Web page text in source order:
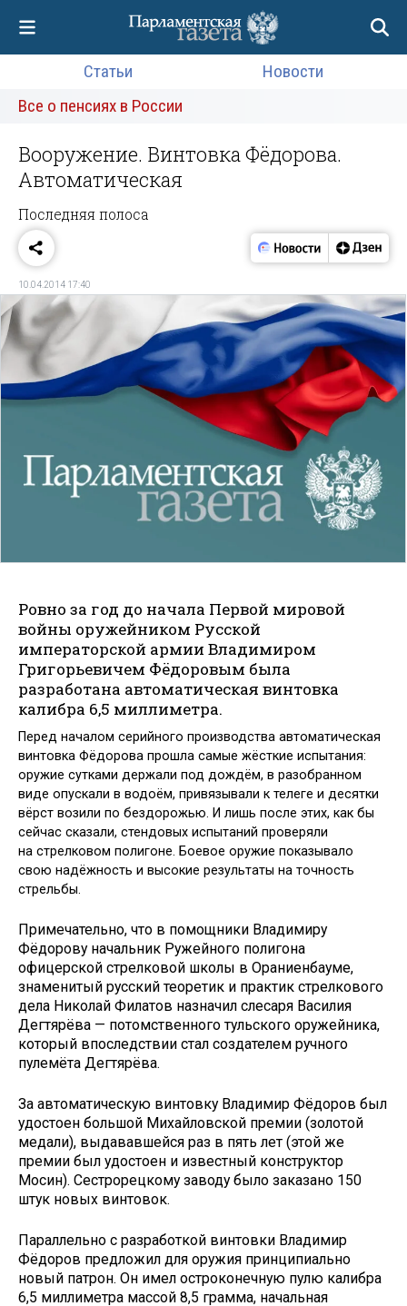
Статьи
Новости
Все о пенсиях в России
Вооружение. Винтовка Фёдорова.
Автоматическая
Последняя полоса
10.04.2014 17:40
Ровно за год до начала Первой мировой
войны оружейником Русской
императорской армии Владимиром
Григорьевичем Фёдоровым была
разработана автоматическая винтовка
калибра 6,5 миллиметра.
Перед началом серийного производства автоматическая
винтовка Фёдорова прошла самые жёсткие испытания:
оружие сутками держали под дождём, в разобранном
виде опускали в водоём, привязывали к телеге и десятки
вёрст возили по бездорожью. И лишь после этих, как бы
сейчас сказали, стендовых испытаний проверяли
на стрелковом полигоне. Боевое оружие показывало
свою надёжность и высокие результаты на точность
стрельбы.
Примечательно, что в помощники Владимиру
Фёдорову начальник Ружейного полигона
офицерской стрелковой школы в Ораниенбауме,
знаменитый русский теоретик и практик стрелкового
дела Николай Филатов назначил слесаря Василия
Дегтярёва — потомственного тульского оружейника,
который впоследствии стал создателем ручного
пулемёта Дегтярёва.
За автоматическую винтовку Владимир Фёдоров был
удостоен большой Михайловской премии (золотой
медали), выдававшейся раз в пять лет (этой же
премии был удостоен и известный конструктор
Мосин). Сестрорецкому заводу было заказано 150
штук новых винтовок.
Параллельно с разработкой винтовки Владимир
Фёдоров предложил для оружия принципиально
новый патрон. Он имел остроконечную пулю калибра
6,5 миллиметра массой 8,5 грамма, начальная